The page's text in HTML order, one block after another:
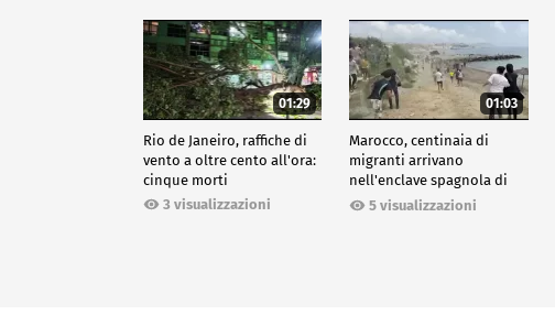
01:29
Rio de Janeiro, raffiche di
vento a oltre cento all'ora:
cinque morti
3 visualizzazioni
01:03
Marocco, centinaia di
migranti arrivano
nell'enclave spagnola di
Ceuta5 visualizzazioni